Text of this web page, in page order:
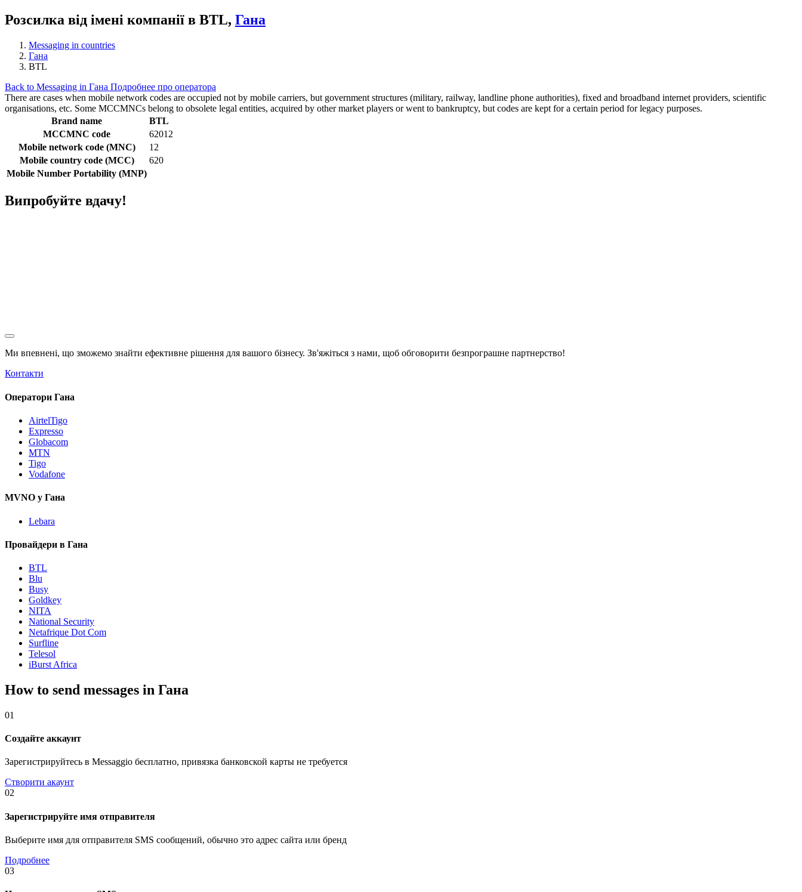
Розсилка від імені компанії в BTL, Гана
Messaging in countries
Гана
BTL
Back to Messaging in Гана Подробнее про оператора
There are cases when mobile network codes are occupied not by mobile carriers, but government structures (military, railway, landline phone authorities), fixed and broadband internet providers, scientific
organisations, etc. Some MCCMNCs belong to obsolete legal entities, acquired by other market players or went to bankruptcy, but codes are kept for a certain period for legacy purposes.
Brand name
BTL
MCCMNC code
62012
Mobile network code (MNC)
12
Mobile country code (MCC)
620
Mobile Number Portability (MNP)
Випробуйте вдачу!
Ми впевнені, що зможемо знайти ефективне рішення для вашого бізнесу. Зв'яжіться з нами, щоб обговорити безпрограшне партнерство!
Контакти
Оператори Гана
AirtelTigo
Expresso
Globacom
MTN
Tigo
Vodafone
MVNO у Гана
Lebara
Провайдери в Гана
BTL
Blu
Busy
Goldkey
NITA
National Security
Netafrique Dot Com
Surfline
Telesol
iBurst Africa
How to send messages in Гана
01
Создайте аккаунт
Зарегистрируйтесь в Messaggio бесплатно, привязка банковской карты не требуется
Створити акаунт
02
Зарегистрируйте имя отправителя
Выберите имя для отправителя SMS сообщений, обычно это адрес сайта или бренд
Подробнее
03